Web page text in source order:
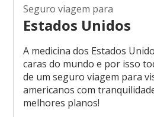
Seguro viagem para
Estados Unidos
A medicina dos Estados
caras do mundo e por isso
de um seguro viagem para
americanos com
melhores planos!